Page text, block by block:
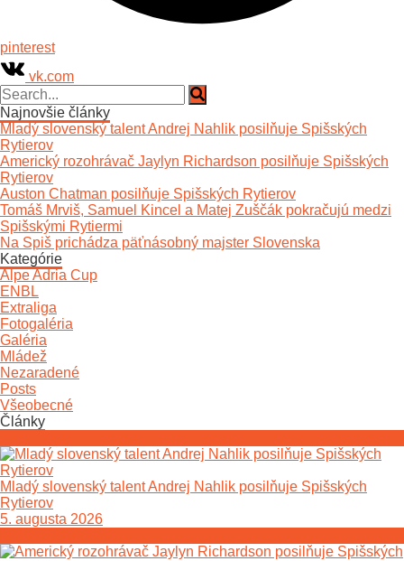
pinterest
vk.com
Najnovšie články
Mladý slovenský talent Andrej Nahlik posilňuje Spišských
Rytierov
Americký rozohrávač Jaylyn Richardson posilňuje Spišských
Rytierov
Auston Chatman posilňuje Spišských Rytierov
Tomáš Mrviš, Samuel Kincel a Matej Zuščák pokračujú medzi
Spišskými Rytiermi
Na Spiš prichádza päťnásobný majster Slovenska
Kategórie
Alpe Adria Cup
ENBL
Extraliga
Fotogaléria
Galéria
Mládež
Nezaradené
Posts
Všeobecné
Články
Mladý slovenský talent Andrej Nahlik posilňuje Spišských
Rytierov
5. augusta 2026